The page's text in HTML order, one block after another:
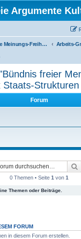
Argumente
Volle Meinungs-Freiheit mit 'Vorhang-System' -- frei dosierter Zugang zu allen Inhalten und AGs
Arbeits-
freier
Strukturen
Forum
0 Themen • Seite 1 von 1
Themen oder Beiträge.
FORUM
in diesem Forum erstellen.